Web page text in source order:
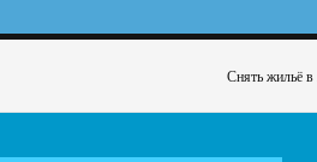
Снять жильё в